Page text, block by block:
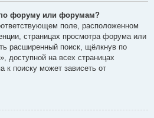
форуму или форумам?
поле, расположенном
страницах просмотра форума или
расширенный поиск, щёлкнув по
доступной на всех страницах
к поиску может зависеть от